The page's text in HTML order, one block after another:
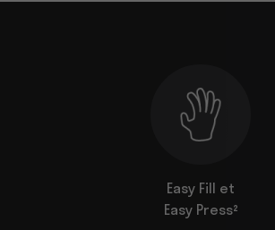
Easy Fill et
Easy Press²